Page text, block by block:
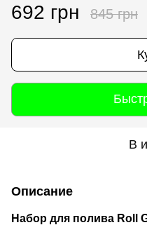
692 грн 845 грн
В
Описание
Набор для полива Roll